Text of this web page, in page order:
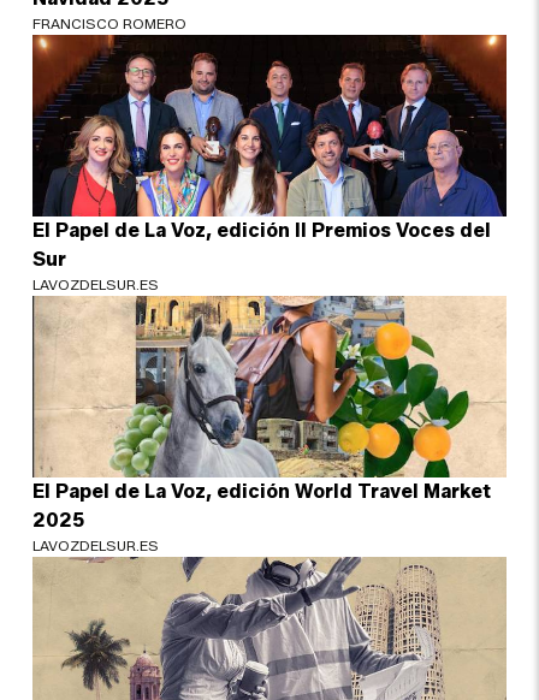
FRANCISCO ROMERO
El Papel de La Voz, edición II Premios Voces del
Sur
LAVOZDELSUR.ES
El Papel de La Voz, edición World Travel Market
2025
LAVOZDELSUR.ES